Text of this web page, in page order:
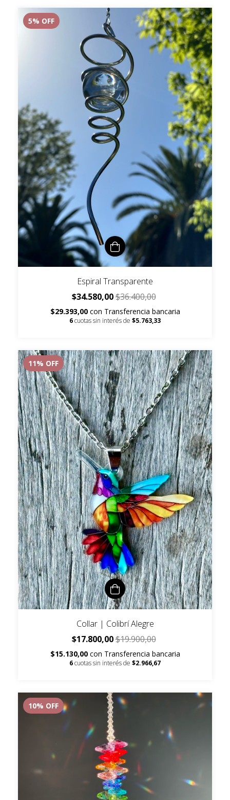
5% OFF
Espiral Transparente
$34.580,00$36.400,00
$29.393,00 con Transferencia bancaria
6cuotas sin interés de $5.763,33
11% OFF
Collar | Colibrí Alegre
$17.800,00$19.900,00
$15.130,00 con Transferencia bancaria
6cuotas sin interés de $2.966,67
10% OFF